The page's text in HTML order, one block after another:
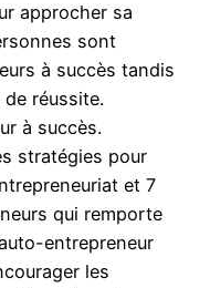
approcher sa
sont
à succès tandis
de réussite.
à succès.
stratégies pour
et 7
qui remporte
entrepreneur
les